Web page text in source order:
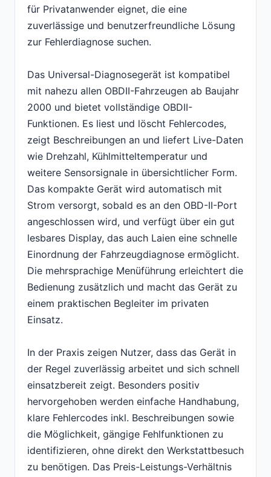
für Privatanwender eignet, die eine
zuverlässige und benutzerfreundliche Lösung
zur Fehlerdiagnose suchen.
Das Universal-Diagnosegerät ist kompatibel
mit nahezu allen OBDII-Fahrzeugen ab Baujahr
2000 und bietet vollständige OBDII-
Funktionen. Es liest und löscht Fehlercodes,
zeigt Beschreibungen an und liefert Live-Daten
wie Drehzahl, Kühlmitteltemperatur und
weitere Sensorsignale in übersichtlicher Form.
Das kompakte Gerät wird automatisch mit
Strom versorgt, sobald es an den OBD-II-Port
angeschlossen wird, und verfügt über ein gut
lesbares Display, das auch Laien eine schnelle
Einordnung der Fahrzeugdiagnose ermöglicht.
Die mehrsprachige Menüführung erleichtert die
Bedienung zusätzlich und macht das Gerät zu
einem praktischen Begleiter im privaten
Einsatz.
In der Praxis zeigen Nutzer, dass das Gerät in
der Regel zuverlässig arbeitet und sich schnell
einsatzbereit zeigt. Besonders positiv
hervorgehoben werden einfache Handhabung,
klare Fehlercodes inkl. Beschreibungen sowie
die Möglichkeit, gängige Fehlfunktionen zu
identifizieren, ohne direkt den Werkstattbesuch
zu benötigen. Das Preis-Leistungs-Verhältnis